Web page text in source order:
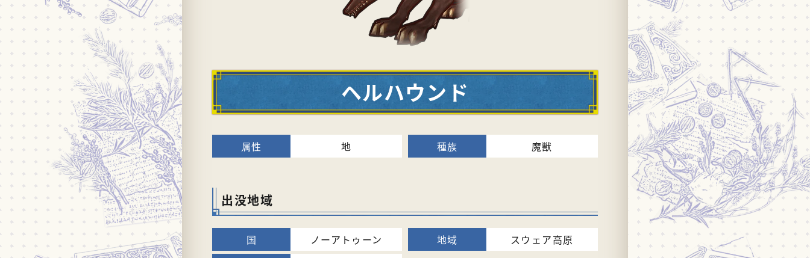
ヘルハウンド
地 魔獣
出没地域
ノーアトゥーン
スウェア高原